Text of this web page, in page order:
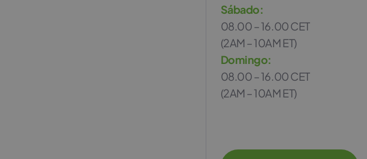
Sábado:
08.00 – 16.00 CET
(2AM – 10AM ET)
Domingo:
08.00 – 16.00 CET
(2AM – 10AM ET)